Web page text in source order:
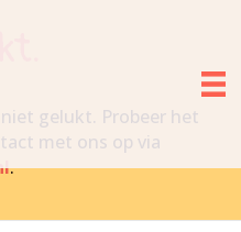
gelukt. Probeer het
met ons op via
.